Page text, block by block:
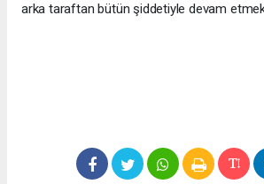
arka taraftan bütün şiddetiyle devam